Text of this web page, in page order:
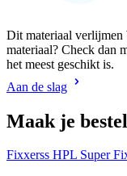
Dit materiaal verlijmen
materiaal? Check dan
het meest geschikt is.
Aan de slag
Maak je
Fixxerss HPL Super